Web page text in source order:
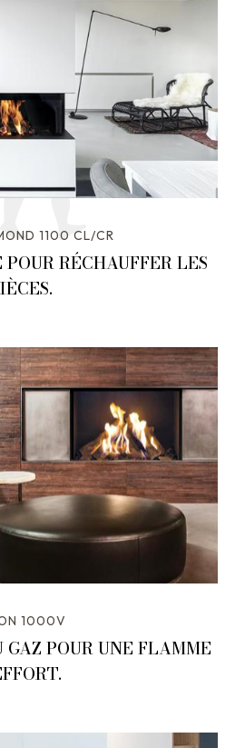
1100 CL/CR
RÉCHAUFFER LES
1000V
GAZ POUR UNE FLAMME